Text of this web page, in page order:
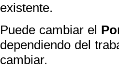
existente.
Puede cambiar el
dependiendo del
cambiar.